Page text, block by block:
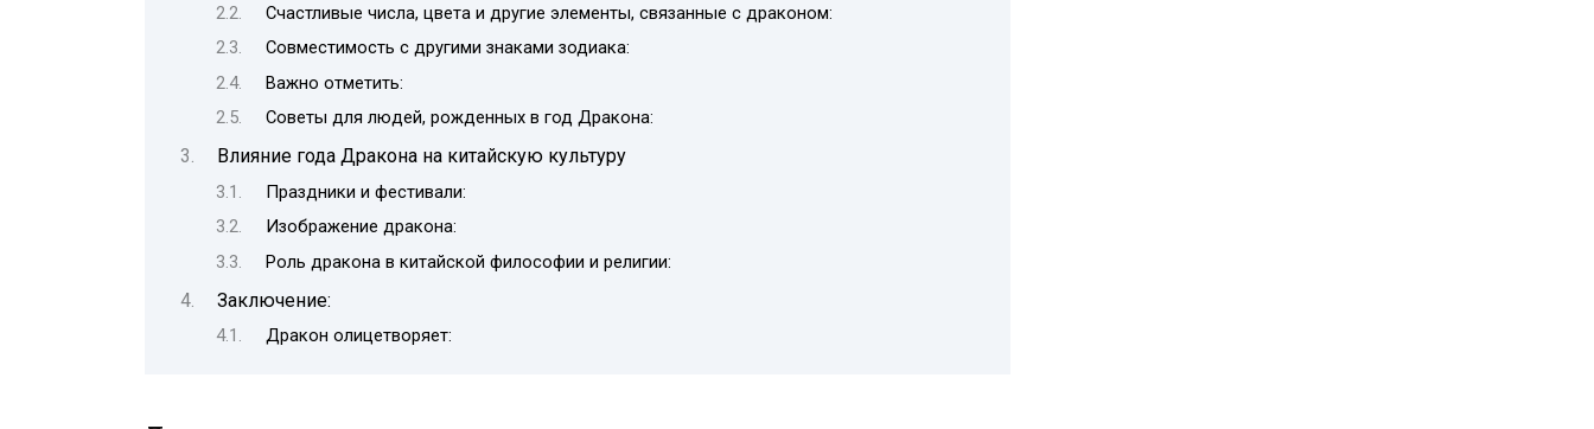
Счастливые числа, цвета и другие элементы, связанные с драконом:
Совместимость с другими знаками зодиака:
Важно отметить:
Советы для людей, рожденных в год Дракона:
Влияние года Дракона на китайскую культуру
Праздники и фестивали:
Изображение дракона:
Роль дракона в китайской философии и религии:
Заключение:
Дракон олицетворяет: